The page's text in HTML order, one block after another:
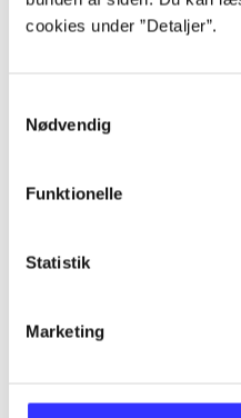
cookies under ”Detaljer”.
Nødvendig
Funktionelle
Statistik
Marketing
Alle registrerede artikler